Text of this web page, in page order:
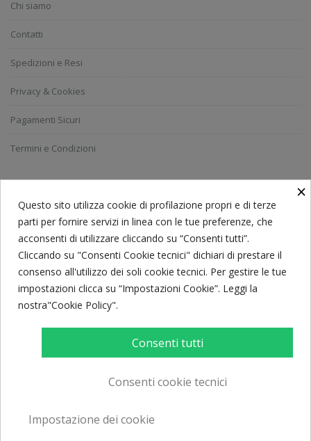
Chi siamo
Contatti
Spedizioni e Resi
Privacy & Cookies
Pagamenti Sicuri
Termini e Condizioni
ISCRIVITI ALLA NEWSLETTER
Ricevi le ultime notizie e le offerte speciali.
© Caffè Caroli 2017. All rights reserved. P.Iva 02594290732. Powered by
×
Questo sito utilizza cookie di profilazione propri e di terze
parti per fornire servizi in linea con le tue preferenze, che
acconsenti di utilizzare cliccando su “Consenti tutti”.
Cliccando su "Consenti Cookie tecnici" dichiari di prestare il
consenso all'utilizzo dei soli cookie tecnici. Per gestire le tue
impostazioni clicca su “Impostazioni Cookie”. Leggi la
nostra"Cookie Policy".
Consenti tutti
Consenti cookie tecnici
Impostazione dei cookie